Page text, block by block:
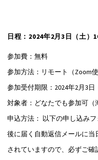
日程：2024年2月3日（土
参加費：無料
参加方法：リモート（Zoom使
参加受付期限：2024年2月3日
対象者：どなたでも参加可（
申込方法： 以下の申し込み
後に届く自動返信メールに
されていますので、必ずご確